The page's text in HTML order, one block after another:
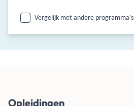
Vergelijk met andere programma's
Opleidingen